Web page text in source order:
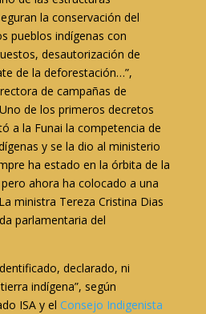
la conservación del
pueblos indígenas con
desautorización de
de la deforestación…”,
de campañas de
de los primeros decretos
a la Funai la competencia de
y se la dio al ministerio
ha estado en la órbita de la
ahora ha colocado a una
ministra Tereza Cristina Dias
parlamentaria del
declarado, ni
indígena”, según
ISA y el Consejo Indigenista